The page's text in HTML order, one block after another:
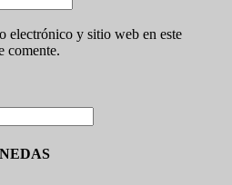
electrónico y sitio web en este
comente.